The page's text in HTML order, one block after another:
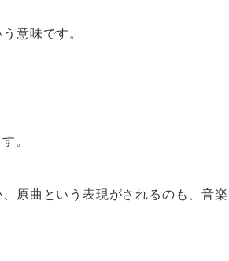
意味です。
。
原曲という表現がされるのも、音楽